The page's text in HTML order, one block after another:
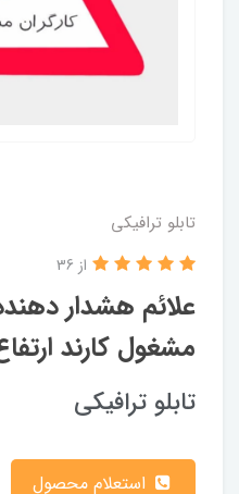
تابلو ترافیکی
علائم هشدار
مشغول کارند ارتفاع
از 36
تابلو ترافیکی